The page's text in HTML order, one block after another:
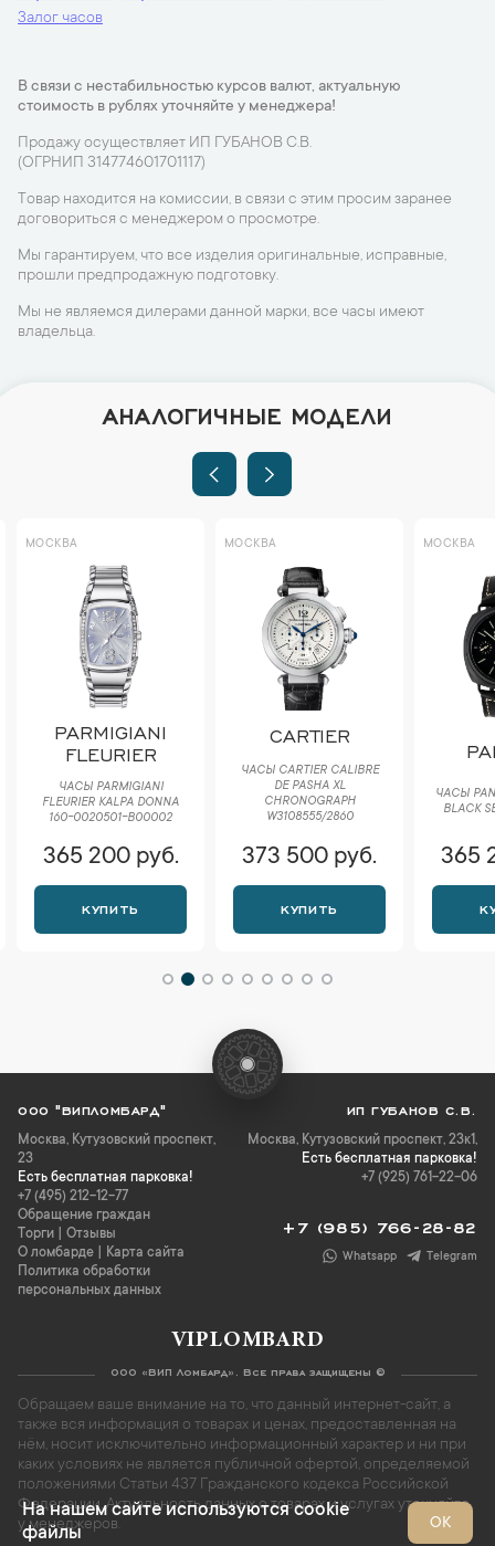
Залог часов
В связи с нестабильностью курсов валют, актуальную
стоимость в рублях уточняйте у менеджера!
Продажу осуществляет ИП ГУБАНОВ С.В.
(ОГРНИП 314774601701117)
Товар находится на комиссии, в связи с этим просим заранее
договориться с менеджером о просмотре.
Мы гарантируем, что все изделия оригинальные, исправные,
прошли предпродажную подготовку.
Мы не являемся дилерами данной марки, все часы имеют
владельца.
АНАЛОГИЧНЫЕ МОДЕЛИ
МОСКВА
PARMIGIANI
FLEURIER
ЧАСЫ PARMIGIANI
FLEURIER KALPA DONNA
160-0020501-B00002
365 200 руб.
КУПИТЬ
МОСКВА
CARTIER
ЧАСЫ CARTIER CALIBRE
DE PASHA XL
CHRONOGRAPH
W3108555/2860
373 500 руб.
КУПИТЬ
МОСКВА
ЧАСЫ
BLACK
365
ООО "ВИПЛОМБАРД"
Москва, Кутузовский проспект,
23
Есть бесплатная парковка!
+7 (495) 212-12-77
Обращение граждан
Торги
Отзывы
О ломбарде
Карта сайта
Политика обработки
персональных данных
ИП ГУБАНОВ С.В.
Москва, Кутузовский проспект, 23к1,
Есть бесплатная парковка!
+7 (925) 761-22-06
+7 (985) 766-28-82
Whatsapp Telegram
VIPLOMBARD
ООО «ВИП Ломбард». Все права защищены ©
Обращаем ваше внимание на то, что данный интернет-сайт, а
также вся информация о товарах и ценах, предоставленная на
нём, носит исключительно информационный характер и ни при
каких условиях не является публичной офертой, определяемой
положениями Статьи 437 Гражданского кодекса Российской
Федерации. Актуальность данных о товарах и услугах уточняйте
у менеджеров.
На нашем сайте используются cookie
файлы
ОК